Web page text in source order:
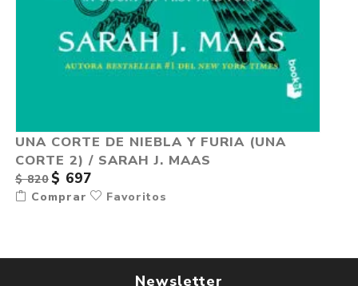
UNA CORTE DE NIEBLA Y FURIA (UNA
CORTE 2) / SARAH J. MAAS
$ 820 $ 697
Comprar Favoritos
Newsletter